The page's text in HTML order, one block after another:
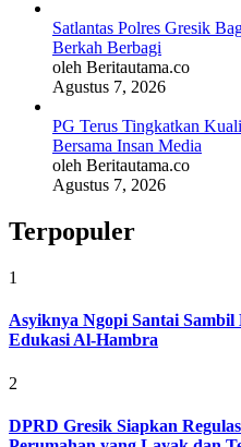
Satlantas Polres Gresik
Berkah Berbagi
oleh Beritautama.co
Agustus 7, 2026
PG Terus Tingkatkan
Bersama Insan Media
oleh Beritautama.co
Agustus 7, 2026
Terpopuler
1
Asyiknya Ngopi Santai
Edukasi Al-Hambra
2
DPRD Gresik Siapkan